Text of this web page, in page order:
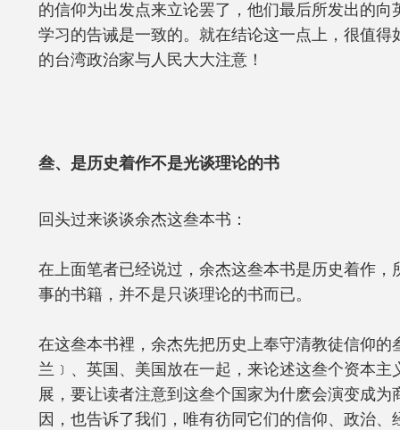
的信仰为出发点来立论罢了，他们最后所发出的向
学习的告诫是一致的。就在结论这一点上，很值得
的台湾政治家与人民大大注意！
叁、是历史着作不是光谈理论的书
回头过来谈谈余杰这叁本书：
在上面笔者已经说过，余杰这叁本书是历史着作，
事的书籍，并不是只谈理论的书而已。
在这叁本书裡，余杰先把历史上奉守清教徒信仰的
兰﹞、英国、美国放在一起，来论述这叁个资本主
展，要让读者注意到这叁个国家为什麽会演变成为
因，也告诉了我们，唯有彷同它们的信仰、政治、